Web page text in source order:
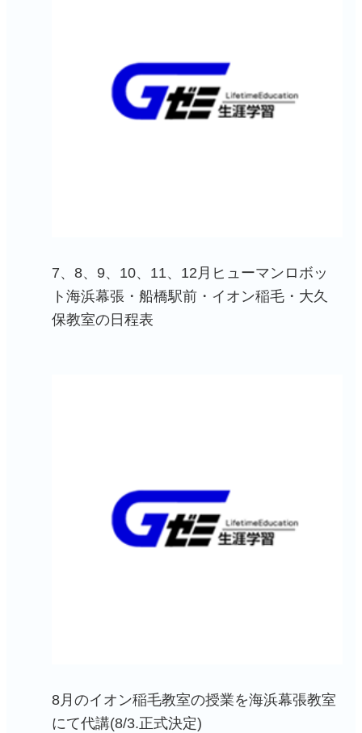
7、8、9、10、11、12月ヒューマンロボッ
ト海浜幕張・船橋駅前・イオン稲毛・大久
保教室の日程表
8月のイオン稲毛教室の授業を海浜幕張教室
にて代講(8/3.正式決定)